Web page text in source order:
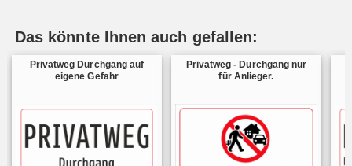
Das könnte Ihnen auch gefallen:
Privatweg Durchgang auf
eigene Gefahr
Privatweg - Durchgang nur
für Anlieger.